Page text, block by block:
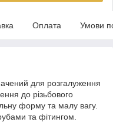
Оплата Умови
для розгалуження
до різьбового
форму та малу вагу.
та фітингом.